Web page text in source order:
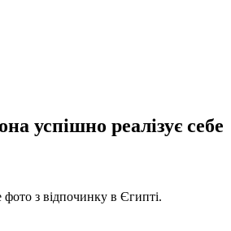
успішно реалізує себе
фото з відпочинку в Єгипті.